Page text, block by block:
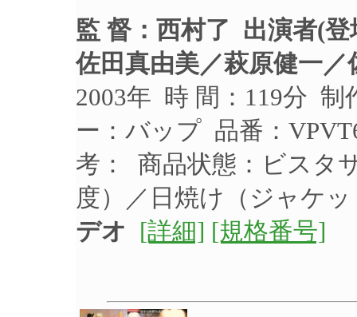
監 督：西村了 出演者(
佐田真由美／萩原健一
2003年 時 間：119分 制
ー：バップ 品番：
考： 商品状態：ビスタ
度）／日焼け（ジャケ
デオ [詳細] [規格番号]